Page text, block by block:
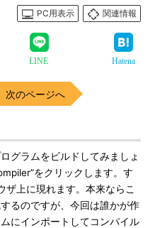
PC用表示
関連情報
LINE Hatena
次のページへ
グラムをビルドしてみましょ
をクリックします。す
ザ上に現れます。本来ならこ
るのですが、今回は誰かが作
にインポートしてコンパイル